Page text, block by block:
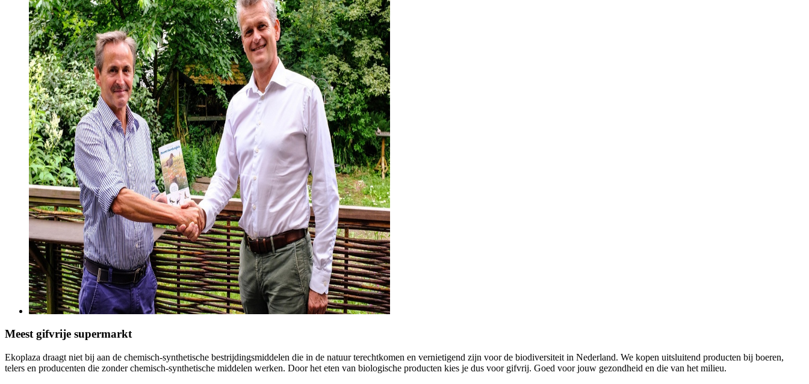
Meest gifvrije supermarkt
Ekoplaza draagt niet bij aan de chemisch-synthetische bestrijdingsmiddelen die in de natuur terechtkomen en vernietigend zijn voor de biodiversiteit in Nederland. We kopen uitsluitend producten bij boeren,
telers en producenten die zonder chemisch-synthetische middelen werken. Door het eten van biologische producten kies je dus voor gifvrij. Goed voor jouw gezondheid en die van het milieu.